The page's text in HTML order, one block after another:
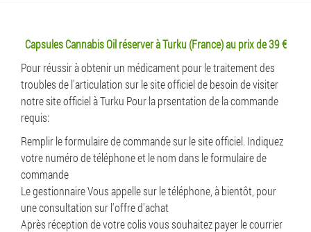
Capsules Cannabis Oil réserver à Turku (France) au prix de 39 €
Pour réussir à obtenir un médicament pour le traitement des
troubles de l'articulation sur le site officiel de besoin de visiter
notre site officiel à Turku Pour la prsentation de la commande
requis:
Remplir le formulaire de commande sur le site officiel. Indiquez
votre numéro de téléphone et le nom dans le formulaire de
commande
Le gestionnaire Vous appelle sur le téléphone, à bientôt, pour
une consultation sur l'offre d'achat
Après réception de votre colis vous souhaitez payer le courrier